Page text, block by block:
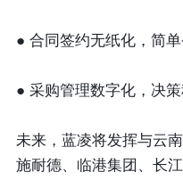
● 合同签约无纸化，简单
● 采购管理数字化，决策
未来，蓝凌将发挥与云
施耐德、临港集团、长